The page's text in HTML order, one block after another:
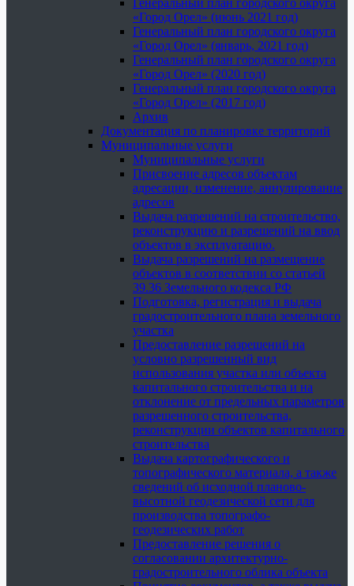
Генеральный план городского округа
«Город Орел» (июнь 2021 год)
Генеральный план городского округа
«Город Орел» (январь, 2021 год)
Генеральный план городского округа
«Город Орел» (2020 год)
Генеральный план городского округа
«Город Орел» (2017 год)
Архив
Документация по планировке территорий
Муниципальные услуги
Муниципальные услуги
Присвоение адресов объектам
адресации, изменение, аннулирование
адресов
Выдача разрешений на строительство,
реконструкцию и разрешений на ввод
объектов в эксплуатацию.
Выдача разрешений на размещение
объектов в соответствии со статьей
39.36 Земельного кодекса РФ
Подготовка, регистрация и выдача
градостроительного плана земельного
участка
Предоставление разрешений на
условно разрешенный вид
использования участка или объекта
капитального строительства и на
отклонение от предельных параметров
разрешенного строительства,
реконструкции объектов капитального
строительства
Выдача картографического и
топографического материала, а также
сведений об исходной планово-
высотной геодезической сети для
производства топографо-
геодезических работ
Предоставление решения о
согласовании архитектурно-
градостроительного облика объекта